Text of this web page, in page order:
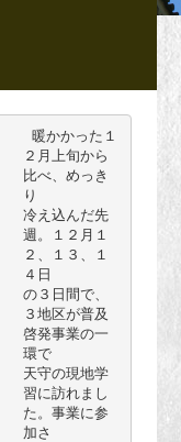
暖かかった１
２月上旬から
比べ、めっき
り
冷え込んだ先
週。１２月１
２、１３、１
４日
の３日間で、
３地区が普及
啓発事業の一
環で
天守の現地学
習に訪れまし
た。事業に参
加さ